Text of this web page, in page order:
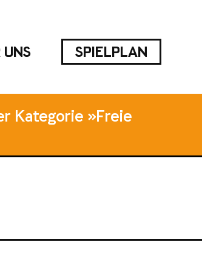
UNS SPIELPLAN
Kategorie »Freie